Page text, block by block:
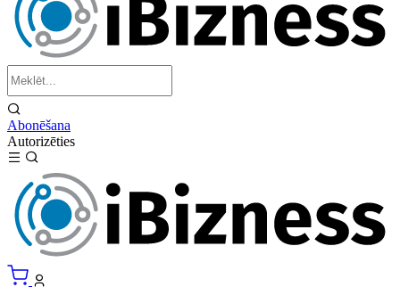
Abonēšana
Autorizēties